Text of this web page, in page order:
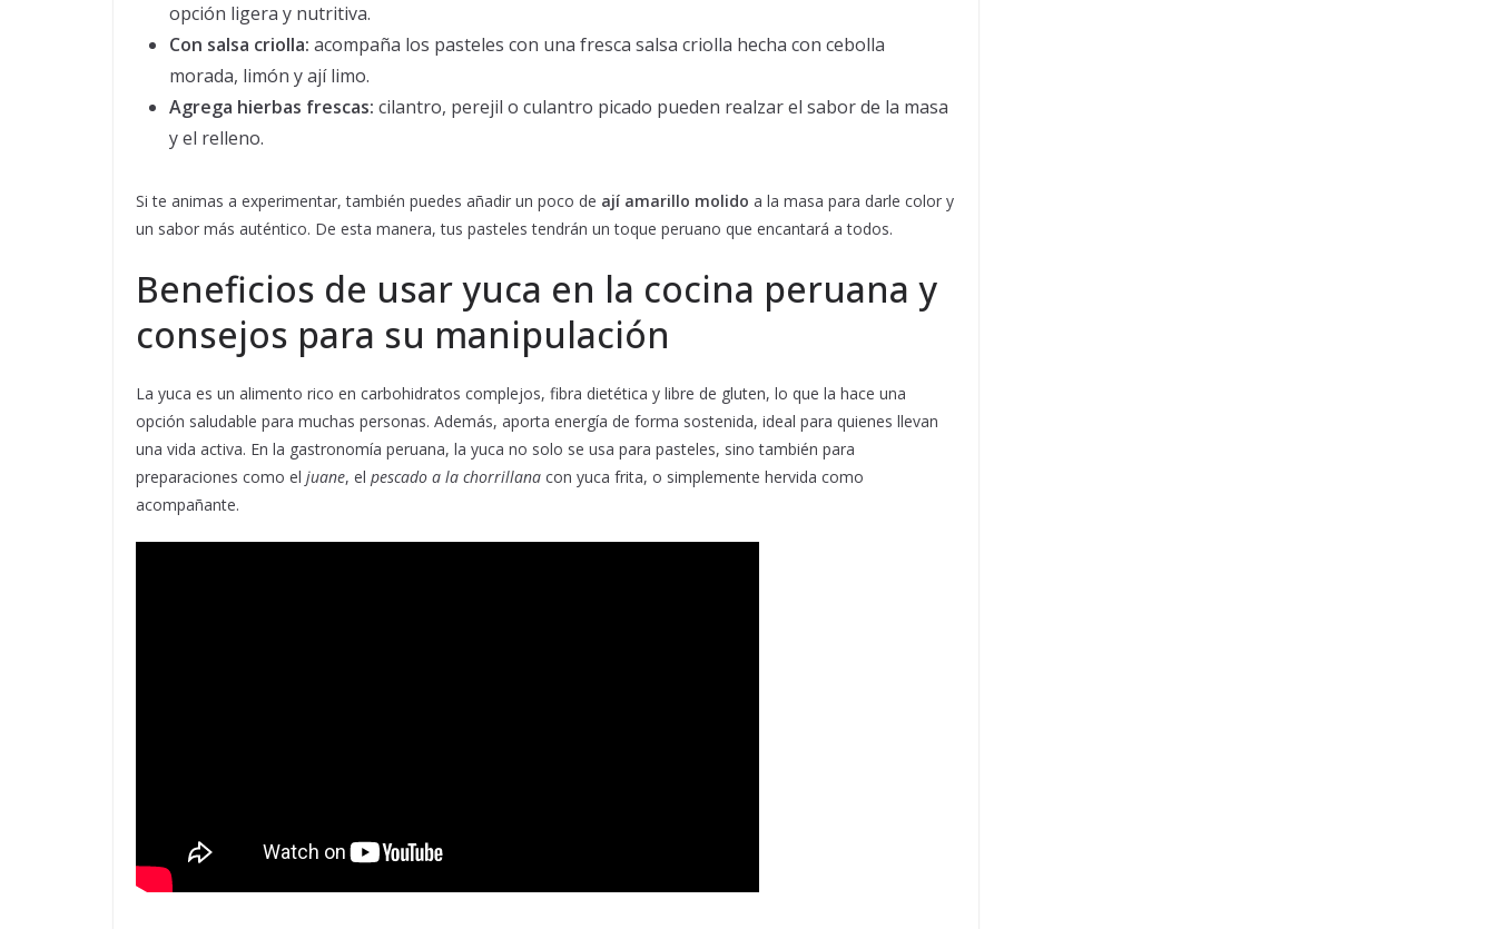
opción ligera y nutritiva.
Con salsa criolla: acompaña los pasteles con una fresca salsa criolla hecha con cebolla
morada, limón y ají limo.
Agrega hierbas frescas: cilantro, perejil o culantro picado pueden realzar el sabor de la masa
y el relleno.
Si te animas a experimentar, también puedes añadir un poco de ají amarillo molido a la masa para darle color y
un sabor más auténtico. De esta manera, tus pasteles tendrán un toque peruano que encantará a todos.
Beneficios de usar yuca en la cocina peruana y
consejos para su manipulación
La yuca es un alimento rico en carbohidratos complejos, fibra dietética y libre de gluten, lo que la hace una
opción saludable para muchas personas. Además, aporta energía de forma sostenida, ideal para quienes llevan
una vida activa. En la gastronomía peruana, la yuca no solo se usa para pasteles, sino también para
preparaciones como el juane, el pescado a la chorrillana con yuca frita, o simplemente hervida como
acompañante.